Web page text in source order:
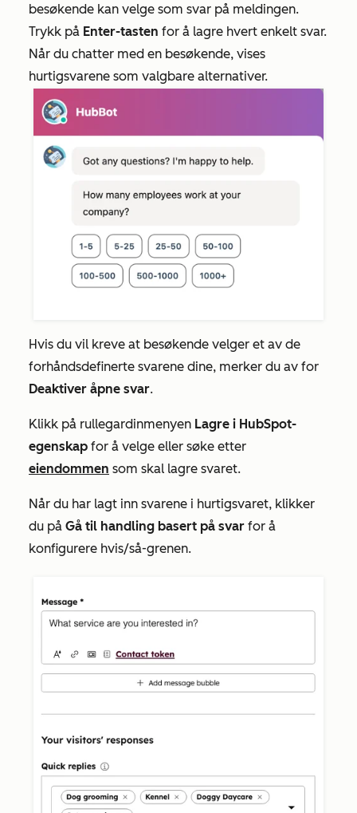
besøkende kan velge som svar på meldingen.
Trykk på Enter-tasten for å lagre hvert enkelt svar.
Når du chatter med en besøkende, vises
hurtigsvarene som valgbare alternativer.
Hvis du vil kreve at besøkende velger et av de
forhåndsdefinerte svarene dine, merker du av for
Deaktiver åpne svar.
Klikk på rullegardinmenyen Lagre i HubSpot-
egenskap for å velge eller søke etter
eiendommen som skal lagre svaret.
Når du har lagt inn svarene i hurtigsvaret, klikker
du på Gå til handling basert på svar for å
konfigurere hvis/så-grenen.